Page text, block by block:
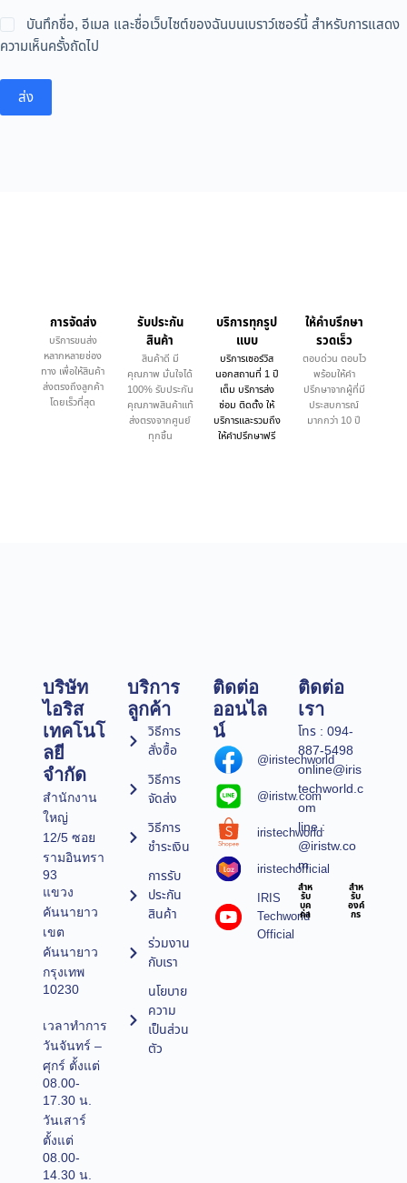
บันทึกชื่อ, อีเมล และชื่อเว็บไซต์ของฉันบนเบราว์เซอร์นี้ สำหรับการแสดง
ความเห็นครั้งถัดไป
ส่ง
การจัดส่ง
บริการขนส่ง
หลากหลายช่อง
ทาง เพื่อให้สินค้า
ส่งตรงถึงลูกค้า
โดยเร็วที่สุด
รับประกัน
สินค้า
สินค้าดี มี
คุณภาพ มั่นใจได้
100% รับประกัน
คุณภาพสินค้าแท้
ส่งตรงจากศูนย์
ทุกชิ้น
บริการทุกรูป
แบบ
บริการเซอร์วิส
นอกสถานที่ 1 ปี
เต็ม บริการส่ง
ซ่อม ติดตั้ง ให้
บริการและรวมถึง
ให้คำปรึกษาฟรี
ให้คำบรึกษา
รวดเร็ว
ตอบด่วน ตอบไว
พร้อมให้คำ
ปรึกษาจากผู้ที่มี
ประสบการณ์
มากกว่า 10 ปี
บริษัท
ไอริส
เทคโนโ
ลยี
จำกัด
สำนักงาน
ใหญ่
12/5 ซอย
รามอินทรา
93
แขวง
คันนายาว
เขต
คันนายาว
กรุงเทพ
10230
เวลาทำการ
วันจันทร์ –
ศุกร์ ตั้งแต่
08.00-
17.30 น.
วันเสาร์
ตั้งแต่
08.00-
14.30 น.
บริการ
ลูกค้า
วิธีการ
สั่งซื้อ
วิธีการ
จัดส่ง
วิธีการ
ชำระเงิน
การรับ
ประกัน
สินค้า
ร่วมงาน
กับเรา
นโยบาย
ความ
เป็นส่วน
ตัว
ติดต่อ
ออนไล
น์
@iristechworld
@iristw.com
iristechworld
iristechofficial
IRIS
Techworld
Official
ติดต่อ
เรา
โทร : 094-
887-5498
online@iris
techworld.c
om
line :
@iristw.co
m
สำห
รับ
บุค
คล
สำห
รับ
องค์
กร